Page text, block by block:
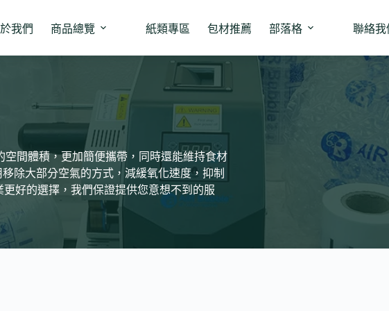
我們 商品總覽 紙類專區 包材推薦 部落格 聯絡我
間體積，更加簡便攜帶，同時還能維持食材
除大部分空氣的方式，減緩氧化速度，抑制
好的選擇，我們保證提供您意想不到的服